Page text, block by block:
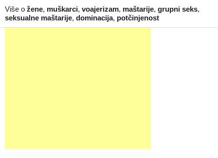
Više o žene, muškarci, voajerizam, maštarije, grupni seks,
seksualne maštarije, dominacija, potčinjenost